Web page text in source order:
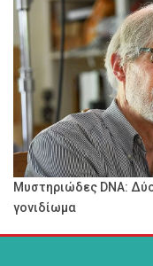
Μυστηριώδες DNA:
γονιδίωμα